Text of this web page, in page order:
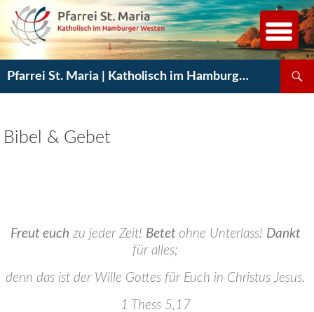
Inhalt
springen
Pfarrei St. Maria | Katholisch im Hamburger Westen
Bibel & Gebet
Freut euch zu jeder Zeit! Betet ohne Unterlass! Dankt
für alles;
denn das ist der Wille Gottes für Euch in Christus Jesus.
1 Thess 5,17